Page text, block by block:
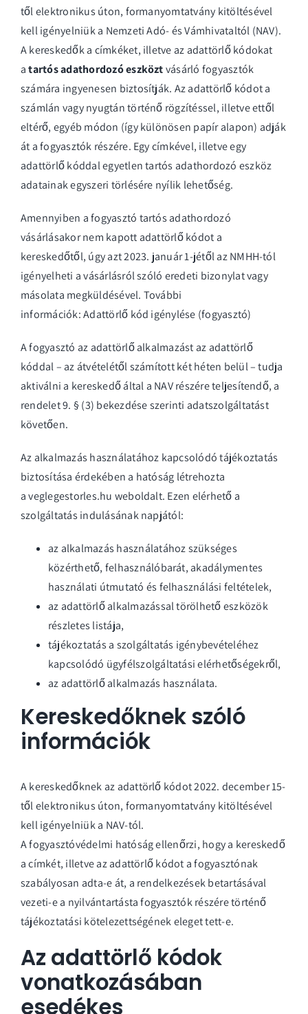
től elektronikus úton, formanyomtatvány kitöltésével
kell igényelniük a Nemzeti Adó- és Vámhivataltól (NAV).
A kereskedők a címkéket, illetve az adattörlő kódokat
atartós adathordozó eszköztvásárló fogyasztók
számára ingyenesen biztosítják. Az adattörlő kódot a
számlán vagy nyugtán történő rögzítéssel, illetve ettől
eltérő, egyéb módon (így különösen papír alapon) adják
át a fogyasztók részére. Egy címkével, illetve egy
adattörlő kóddal egyetlen tartós adathordozó eszköz
adatainak egyszeri törlésére nyílik lehetőség.
Amennyiben a fogyasztó tartós adathordozó
vásárlásakor nem kapott adattörlő kódot a
kereskedőtől, úgy azt 2023. január 1-jétől az NMHH-tól
igényelheti a vásárlásról szóló eredeti bizonylat vagy
másolata megküldésével. További
információk:Adattörlő kód igénylése (fogyasztó)
A fogyasztó az adattörlő alkalmazást az adattörlő
kóddal – az átvételétől számított két héten belül – tudja
aktiválni a kereskedő által a NAV részére teljesítendő, a
rendelet 9. § (3) bekezdése szerinti adatszolgáltatást
követően.
Az alkalmazás használatához kapcsolódó tájékoztatás
biztosítása érdekében a hatóság létrehozta
aveglegestorles.hu weboldalt. Ezen elérhető a
szolgáltatás indulásának napjától:
az alkalmazás használatához szükséges
közérthető, felhasználóbarát, akadálymentes
használati útmutató és felhasználási feltételek,
az adattörlő alkalmazással törölhető eszközök
részletes listája,
tájékoztatás a szolgáltatás igénybevételéhez
kapcsolódó ügyfélszolgáltatási elérhetőségekről,
az adattörlő alkalmazás használata.
Kereskedőknek szóló
információk
A kereskedőknek az adattörlő kódot 2022. december 15-
től elektronikus úton, formanyomtatvány kitöltésével
kell igényelniük a NAV-tól.
A fogyasztóvédelmi hatóság ellenőrzi, hogy a kereskedő
a címkét, illetve az adattörlő kódot a fogyasztónak
szabályosan adta-e át, a rendelkezések betartásával
vezeti-e a nyilvántartásta fogyasztók részére történő
tájékoztatási kötelezettségének eleget tett-e.
Az adattörlő kódok
vonatkozásában
esedékes